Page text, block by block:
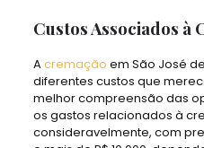
Custos Associados à
Acremação em São José
diferentes custos que
melhor compreensão das
os gastos relacionados à
consideravelmente, com